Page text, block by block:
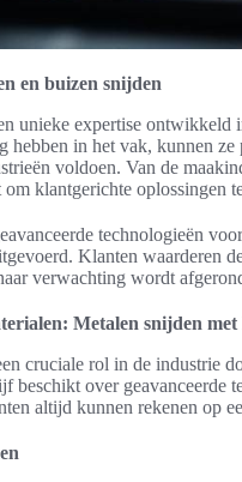
en buizen snijden
unieke expertise
hebben in het vak, kunnen ze
voldoen. Van de
om klantgerichte oplossingen
technologieën
Klanten waarderen
verwachting wordt
Metalen snijden
cruciale rol in de industrie
beschikt over geavanceerde
altijd kunnen rekenen op